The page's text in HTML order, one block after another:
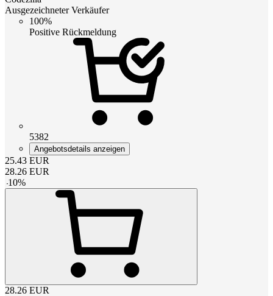
Ausgezeichneter Verkäufer
100%
Positive Rückmeldung
5382
Angebotsdetails anzeigen
25.43 EUR
28.26 EUR
-10%
28.26 EUR